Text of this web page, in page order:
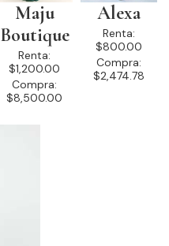
Maju
Boutique
Renta:
$1,200.00
Compra:
$8,500.00
Alexa
Renta:
$800.00
Compra:
$2,474.78